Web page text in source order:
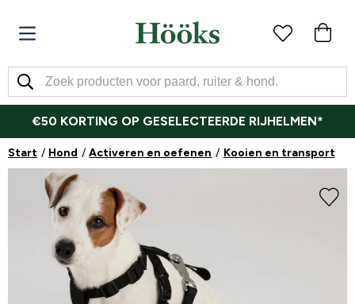
€50 KORTING OP GESELECTEERDE RIJHELMEN*
Start Hond Activeren en oefenen Kooien en transport